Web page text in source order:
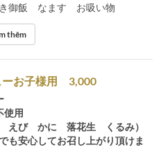
き御飯 なます お吸い物
thêm
ーお子様用 3,000
使用
えび かに 落花生 くるみ）
も安心してお召し上がり頂けま